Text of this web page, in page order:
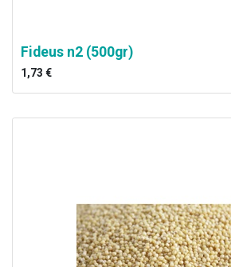
Fideus n2 (500gr)
1,73 €